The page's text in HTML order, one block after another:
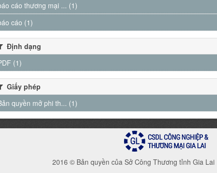
cáo thương mại ... (1)
cáo (1)
Định dạng
(1)
Giấy phép
quyền mở phi th... (1)
2016 © Bản quyền của Sở Công Thương tỉnh Gia Lai